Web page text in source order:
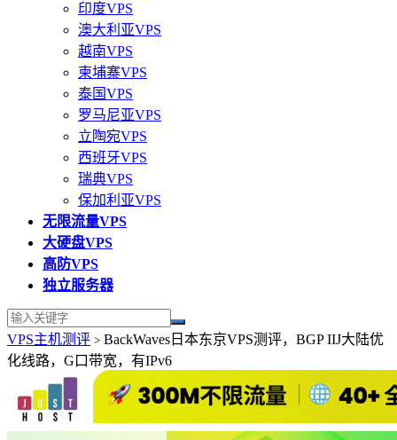
印度VPS
澳大利亚VPS
越南VPS
柬埔寨VPS
泰国VPS
罗马尼亚VPS
立陶宛VPS
西班牙VPS
瑞典VPS
保加利亚VPS
无限流量VPS
大硬盘VPS
高防VPS
独立服务器
VPS主机测评 > BackWaves日本东京VPS测评，BGP IIJ大陆优
化线路，G口带宽，有IPv6